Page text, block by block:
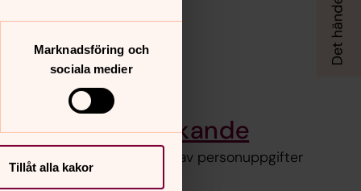
Marknadsföring och
sociala medier
Tillåt alla kakor
GDPR arbetssökande
Information om behandling av personuppgifter
när du söker en tjänst.